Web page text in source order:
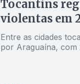
Tocantins
violentas em
Entre as cidades
por Araguaína, com